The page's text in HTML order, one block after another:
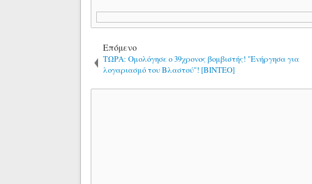
Επόμενο
ΤΩΡΑ: Ομολόγησε ο 39χρονος βομβιστής! "Ενήργησα για
λογαριασμό του Βλαστού"! [ΒΙΝΤΕΟ]